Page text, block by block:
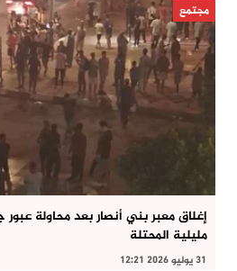
مجتمع
إغلاق معبر بني أنصار بعد محاولة
مليلية المحتلة
31 يوليو 2026 12:21